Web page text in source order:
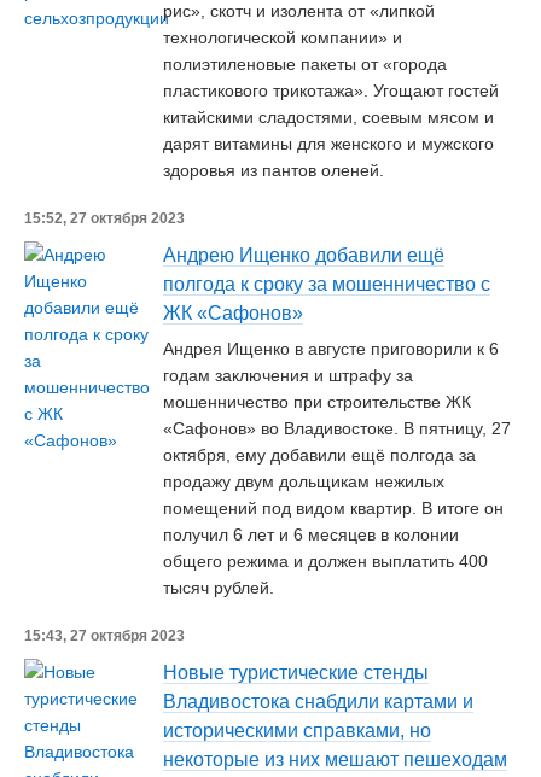
рис», скотч и изолента от «липкой
технологической компании» и
полиэтиленовые пакеты от «города
пластикового трикотажа». Угощают гостей
китайскими сладостями, соевым мясом и
дарят витамины для женского и мужского
здоровья из пантов оленей.
15:52, 27 октября 2023
Андрею Ищенко добавили ещё
полгода к сроку за мошенничество с
ЖК «Сафонов»
Андрея Ищенко в августе приговорили к 6
годам заключения и штрафу за
мошенничество при строительстве ЖК
«Сафонов» во Владивостоке. В пятницу, 27
октября, ему добавили ещё полгода за
продажу двум дольщикам нежилых
помещений под видом квартир. В итоге он
получил 6 лет и 6 месяцев в колонии
общего режима и должен выплатить 400
тысяч рублей.
15:43, 27 октября 2023
Новые туристические стенды
Владивостока снабдили картами и
историческими справками, но
некоторые из них мешают пешеходам